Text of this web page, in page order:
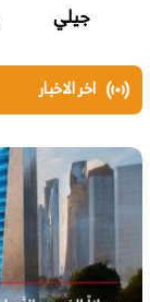
جيلي
اخر الاخبار